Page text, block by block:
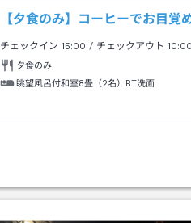
【夕食のみ】コーヒーでお目覚
チェックイン15:00 / チェックアウト 10:00
夕食のみ
眺望風呂付和室8畳（2名）BT洗面